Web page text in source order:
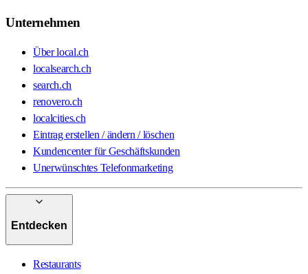
Unternehmen
Über local.ch
localsearch.ch
search.ch
renovero.ch
localcities.ch
Eintrag erstellen / ändern / löschen
Kundencenter für Geschäftskunden
Unerwünschtes Telefonmarketing
Entdecken
Restaurants